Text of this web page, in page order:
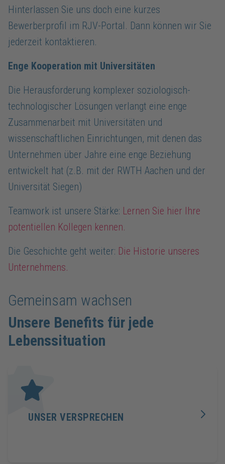
Hinterlassen Sie uns doch eine kurzes
Bewerberprofil im RJV-Portal. Dann können wir Sie
jederzeit kontaktieren.
Enge Kooperation mit Universitäten
Die Herausforderung komplexer soziologisch-
technologischer Lösungen verlangt eine enge
Zusammenarbeit mit Universitäten und
wissenschaftlichen Einrichtungen, mit denen das
Unternehmen über Jahre eine enge Beziehung
entwickelt hat (z.B. mit der RWTH Aachen und der
Universität Siegen)
Teamwork ist unsere Stärke: Lernen Sie hier Ihre
potentiellen Kollegen kennen.
Die Geschichte geht weiter: Die Historie unseres
Unternehmens.
Gemeinsam wachsen
Unsere Benefits für jede
Lebenssituation
UNSER VERSPRECHEN